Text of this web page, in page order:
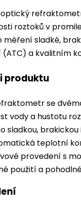
optický
roztoků v
měření sladké,
a kvalitním
produktu
se
vody a hustotu
sladkou,
teplotní
provedení s
použití a